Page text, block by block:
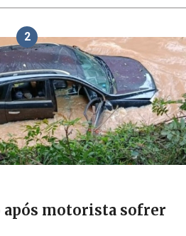
2
após motorista sofrer